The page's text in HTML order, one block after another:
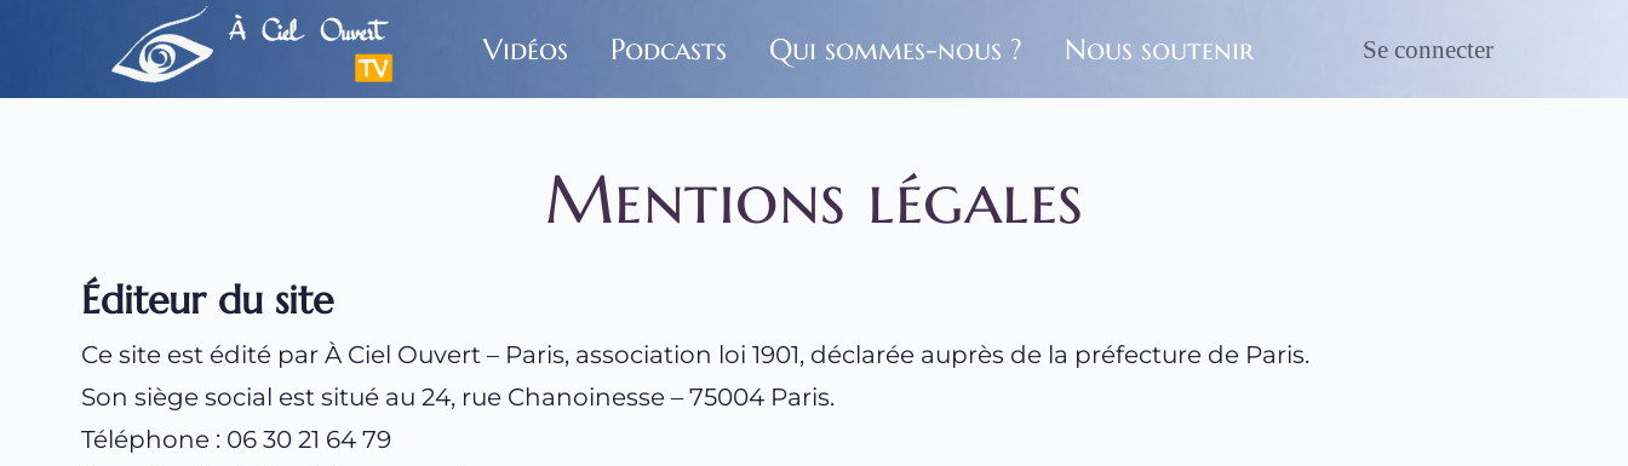
Vidéos Podcasts Qui sommes-nous ? Nous soutenir Se connecter
Mentions légales
Éditeur du site
Ce site est édité par À Ciel Ouvert – Paris, association loi 1901, déclarée auprès de la préfecture de Paris.
Son siège social est situé au 24, rue Chanoinesse – 75004 Paris.
Téléphone : 06 30 21 64 79